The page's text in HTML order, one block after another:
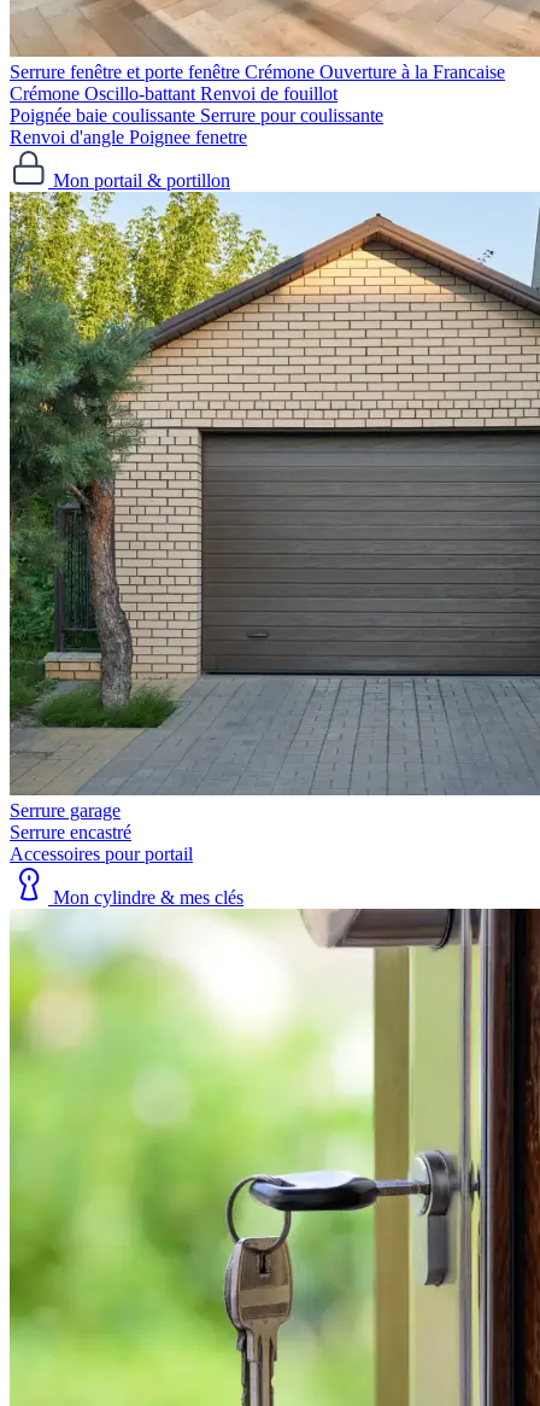
Serrure fenêtre et porte fenêtre
Crémone Ouverture à la Francaise
Crémone Oscillo-battant Renvoi de fouillot
Poignée baie coulissante Serrure pour coulissante
Renvoi d'angle Poignee fenetre
Mon portail & portillon
Serrure garage
Serrure encastré
Accessoires pour portail
Mon cylindre & mes clés